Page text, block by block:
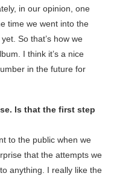
in our opinion, one
time we went into the
So that’s how we
I think it’s a nice
in the future for
Is that the first step
to the public when we
that the attempts we
anything. I really like the